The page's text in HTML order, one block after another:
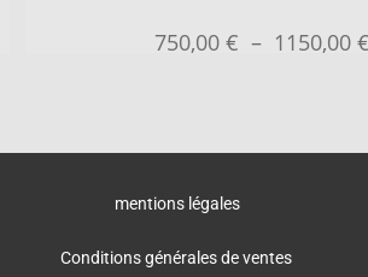
750,00€ – 1150,00€
mentions légales
Conditions générales de ventes